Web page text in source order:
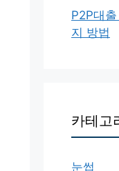
P2P대
지 방법
카테고
눈썹